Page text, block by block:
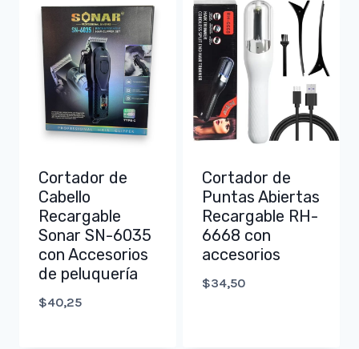
Cortador de
Cabello
Recargable
Sonar SN-6035
con Accesorios
de peluquería
$40,25
Cortador de
Puntas Abiertas
Recargable RH-
6668 con
accesorios
$34,50